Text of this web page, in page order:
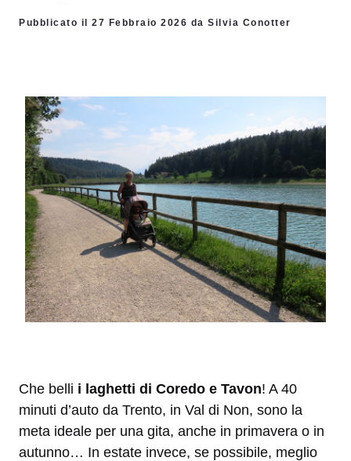
Pubblicato il 27 Febbraio 2026 da Silvia Conotter
Che belli i laghetti di Coredo e Tavon! A 40
minuti d’auto da Trento, in Val di Non, sono la
meta ideale per una gita, anche in primavera o in
autunno… In estate invece, se possibile, meglio